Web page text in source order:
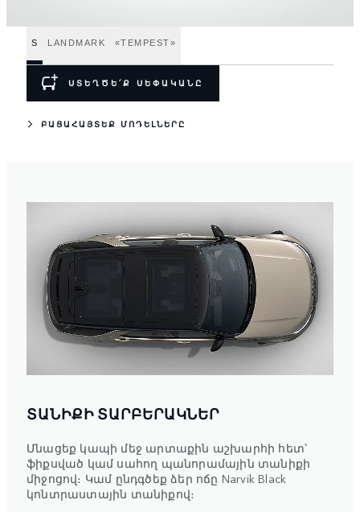
S LANDMARK «TEMPEST»
ՍՏԵՂԾԵ՛Ք ՍԵՓԱԿԱՆԸ
ԲԱՑԱՀԱՅՏԵՔ ՄՈԴԵԼՆԵՐԸ
ՏԱՆԻՔԻ ՏԱՐԲԵՐԱԿՆԵՐ
Մնացեք կապի մեջ արտաքին աշխարհի հետ՝
ֆիքսված կամ սահող պանորամային տանիքի
միջոցով։ Կամ ընդգծեք ձեր ոճը Narvik Black
կոնտրաստային տանիքով։